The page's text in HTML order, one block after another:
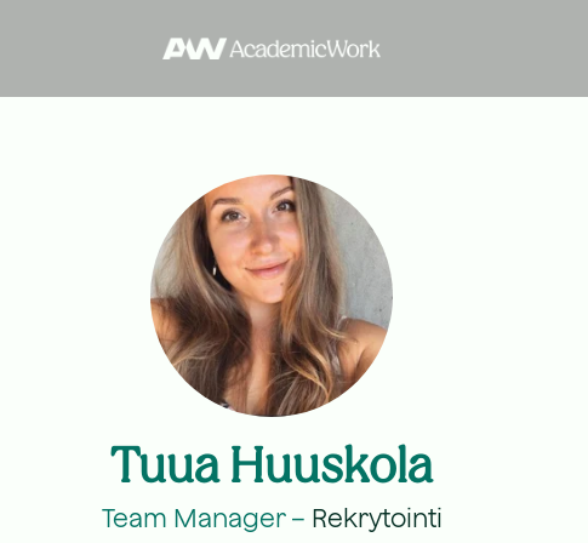
Tuua Huuskola
Team Manager – Rekrytointi